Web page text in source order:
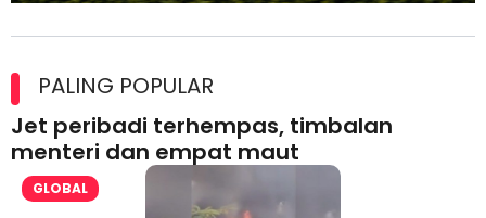
lesen separuh pertama 2026
PALING POPULAR
Jet peribadi terhempas, timbalan
menteri dan empat maut
GLOBAL